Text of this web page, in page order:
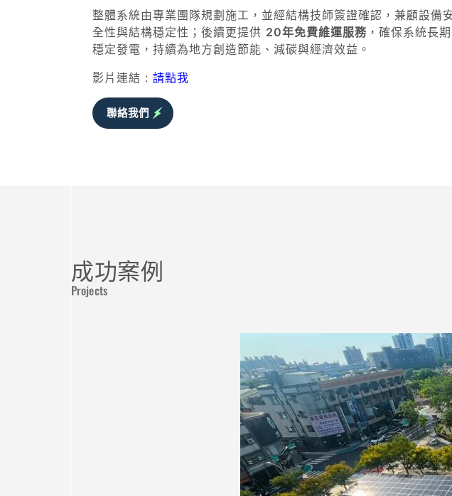
整體系統由專業團隊規劃施工，並經結構技師簽證確認，兼顧設備
全性與結構穩定性；後續更提供 20年免費維運服務 ，確保系統長期
穩定發電，持續為地方創造節能、減碳與經濟效益。
影片連結 : 請點我
聯絡我們
成功案例
Projects